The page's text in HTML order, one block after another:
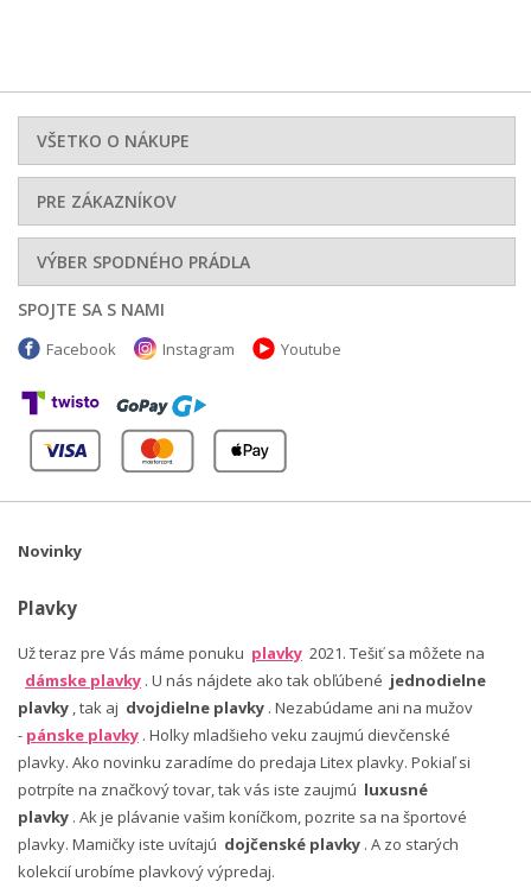
VŠETKO O NÁKUPE
PRE ZÁKAZNÍKOV
VÝBER SPODNÉHO PRÁDLA
SPOJTE SA S NAMI
Facebook Instagram Youtube
Novinky
Plavky
Už teraz pre Vás máme ponuku plavky 2021. Tešiť sa môžete na
dámske plavky . U nás nájdete ako tak obľúbené jednodielne
plavky , tak aj dvojdielne plavky . Nezabúdame ani na mužov
- pánske plavky . Holky mladšieho veku zaujmú dievčenské
plavky. Ako novinku zaradíme do predaja Litex plavky. Pokiaľ si
potrpíte na značkový tovar, tak vás iste zaujmú luxusné
plavky . Ak je plávanie vašim koníčkom, pozrite sa na športové
plavky. Mamičky iste uvítajú dojčenské plavky . A zo starých
kolekcií urobíme plavkový výpredaj.